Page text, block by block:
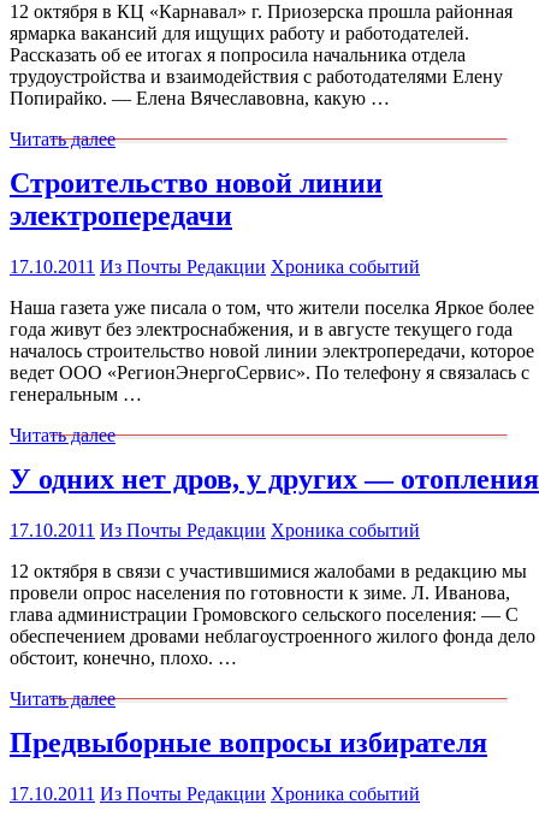
12 октября в КЦ «Карнавал» г. Приозерска прошла районная
ярмарка вакансий для ищущих работу и работодателей.
Рассказать об ее итогах я попросила начальника отдела
трудоустройства и взаимодействия с работодателями Елену
Попирайко. — Елена Вячеславовна, какую …
Читать далее
Строительство новой линии
электропередачи
17.10.2011 Из Почты Редакции Хроника событий
Наша газета уже писала о том, что жители поселка Яркое более
года живут без электроснабжения, и в августе текущего года
началось строительство новой линии электропередачи, которое
ведет ООО «РегионЭнергоСервис». По телефону я связалась с
генеральным …
Читать далее
У одних нет дров, у других — отопления
17.10.2011 Из Почты Редакции Хроника событий
12 октября в связи с участившимися жалобами в редакцию мы
провели опрос населения по готовности к зиме. Л. Иванова,
глава администрации Громовского сельского поселения: — С
обеспечением дровами неблагоустроенного жилого фонда дело
обстоит, конечно, плохо. …
Читать далее
Предвыборные вопросы избирателя
17.10.2011 Из Почты Редакции Хроника событий